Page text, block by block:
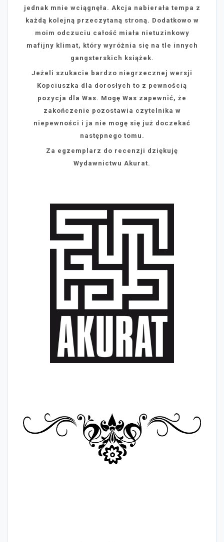
jednak mnie wciągnęła. Akcja nabierała tempa z
każdą kolejną przeczytaną stroną. Dodatkowo w
moim odczuciu całość miała nietuzinkowy
mafijny klimat, który wyróżnia się na tle innych
gangsterskich książek.
Jeżeli szukacie bardzo niegrzecznej wersji
Kopciuszka dla dorosłych to z pewnością
pozycja dla Was. Mogę Was zapewnić, że
zakończenie pozostawia czytelnika w
niepewności i ja nie mogę się już doczekać
następnego tomu.
Za egzemplarz do recenzji dziękuję
Wydawnictwu Akurat.